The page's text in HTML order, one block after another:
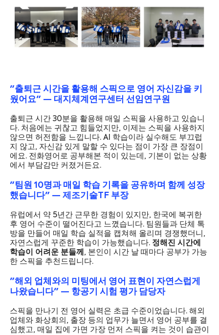
"출퇴근 시간을 활용해 스픽으로 영어 자신감을 키
웠어요" — 대지체계연구센터 선임연구원
출퇴근 시간 30분을 활용해 매일 스픽을 사용하고 있습니
다. 처음에는 귀찮고 힘들었지만, 이제는 스픽을 사용하지
않으면 허전함을 느낍니다. AI 학습이라 실수해도 부끄럽
지 않고, 자신감 있게 말할 수 있다는 점이 가장 큰 장점이
에요. 전화영어로 공부해본 적이 있는데, 기본이 없는 상황
에서 부담감만 커졌거든요.
"팀원 10명과 매일 학습 기록을 공유하며 함께 성장
했습니다" — 제조기술TF 부장
유럽에서 약 5년간 근무한 경험이 있지만, 한국에 복귀한
후 영어 수준이 떨어진다고 느꼈습니다. 팀원들과 단체 톡
방을 만들어 매일 학습 실적을 캡쳐해 올리며 경쟁했더니,
자연스럽게 꾸준한 학습이 가능했습니다. 정해진 시간에
학습이 어려운 분들께 , 본인이 시간 날 때마다 공부가 가능
한 스픽을 추천드립니다.
"해외 업체와의 미팅에서 영어 표현이 자연스럽게
나왔습니다" — 항공기 시험 평가 담당자
스픽을 만나기 전 영어 실력은 초급 수준이었습니다. 해외
업체와 화상회의, 출장 등의 업무가 늘면서 영어 공부를 결
심했고, 매일 집에 가면 가장 먼저 스픽을 켜는 것이 습관이